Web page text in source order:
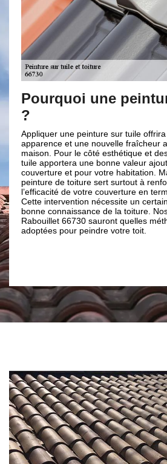
une peinture sur
peinture sur tuile offrira une nouvelle
et une nouvelle fraîcheur aux tuiles de
le côté esthétique et design, une
une bonne valeur ajoutée pour votre
et pour votre habitation. Mais sachez
toiture sert surtout à renforcer et à
de votre couverture en termes
nécessite un certain savoir-faire et
de la toiture. Nos artisans
66730 sauront quelles méthodes et
peindre votre toit.